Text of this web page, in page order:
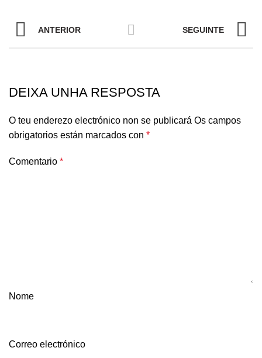
ANTERIOR SEGUINTE
DEIXA UNHA RESPOSTA
O teu enderezo electrónico non se publicará Os campos
obrigatorios están marcados con *
Comentario *
Nome
Correo electrónico